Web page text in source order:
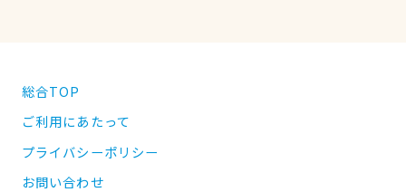
総合TOP
ご利用にあたって
プライバシーポリシー
お問い合わせ